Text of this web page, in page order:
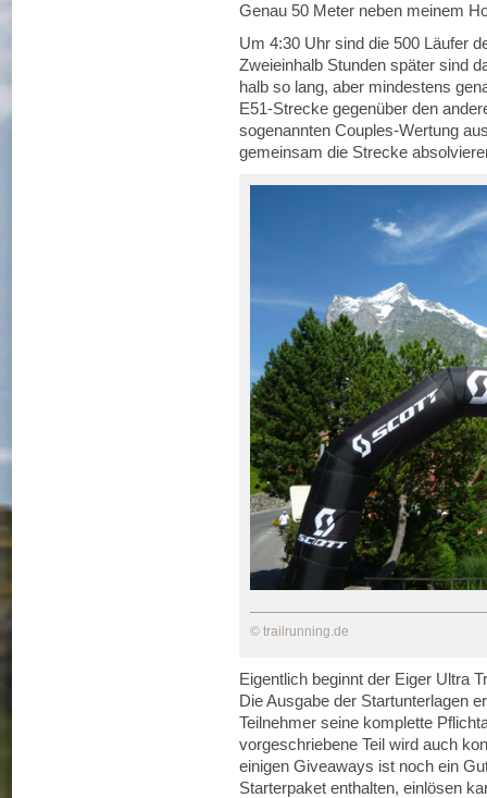
Genau 50 Meter neben meinem
Um 4:30 Uhr sind die 500 Läufer
Zweieinhalb Stunden später sind
halb so lang, aber mindestens
E51-Strecke gegenüber den
sogenannten Couples-Wertung
gemeinsam die Strecke
© trailrunning.de
Eigentlich beginnt der Eiger Ultra
Die Ausgabe der Startunterlagen
Teilnehmer seine komplette
vorgeschriebene Teil wird auch
einigen Giveaways ist noch ein
Starterpaket enthalten, einlösen